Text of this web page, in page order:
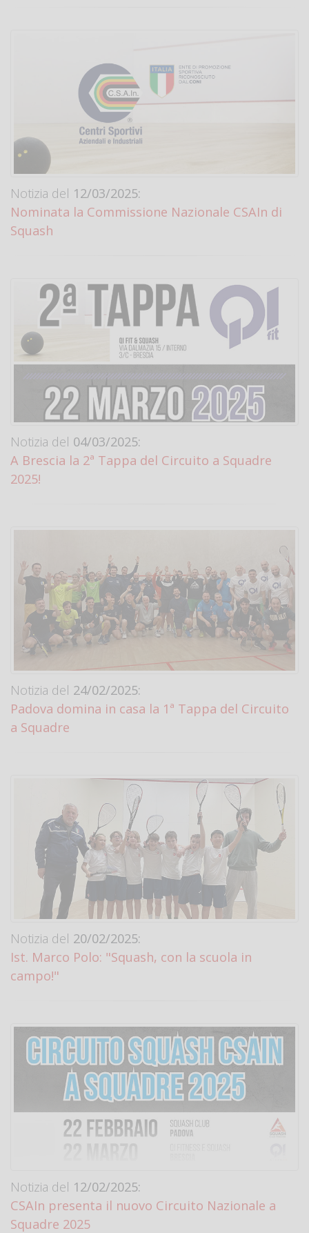
Notizia del 12/03/2025:
Nominata la Commissione Nazionale CSAIn di
Squash
Notizia del 04/03/2025:
A Brescia la 2ª Tappa del Circuito a Squadre
2025!
Notizia del 24/02/2025:
Padova domina in casa la 1ª Tappa del Circuito
a Squadre
Notizia del 20/02/2025:
Ist. Marco Polo: "Squash, con la scuola in
campo!"
Notizia del 12/02/2025:
CSAIn presenta il nuovo Circuito Nazionale a
Squadre 2025